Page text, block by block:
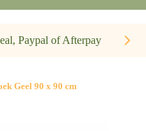
Paypal of Afterpay
Geel 90 x 90 cm